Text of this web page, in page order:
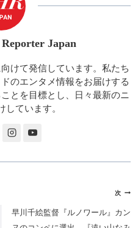
Japan
けて発信しています。私たち
のエンタメ情報をお届けする
とを目標とし、日々最新のニ
しています。
次
早川千絵監督『ルノワール』カン